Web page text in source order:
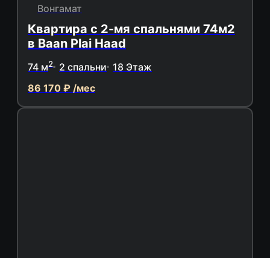
Вонгамат
Квартира с 2-мя спальнями 74м2
в Baan Plai Haad
74 м2 2 спальни 18 Этаж
86 170 ₽ /мес